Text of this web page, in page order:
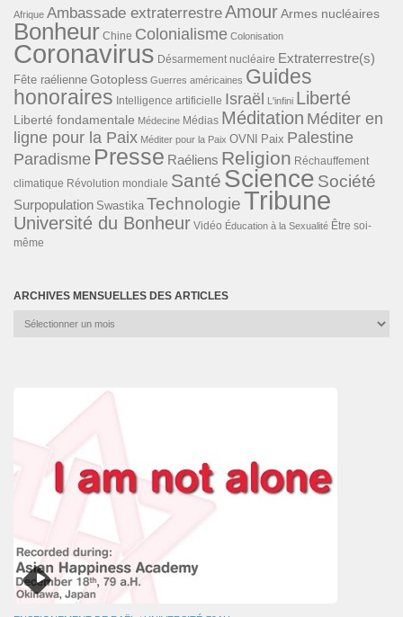
Afrique Ambassade extraterrestreAmourArmes nucléaires
Bonheur Chine Colonialisme Colonisation
Coronavirus Désarmement nucléaire Extraterrestre(s)
Fête raélienne Gotopless Guerres américaines Guides
honoraires Intelligence artificielle Israël L'infini Liberté
Liberté fondamentale Médecine Médias Méditation Méditer en
ligne pour la Paix Méditer pour la Paix OVNI Paix Palestine
Paradisme Presse Raéliens Religion Réchauffement
climatique Révolution mondiale Santé Science Société
Surpopulation Swastika TechnologieTribune
Université du Bonheur Vidéo Éducation à la Sexualité Être soi-
même
ARCHIVES MENSUELLES DES ARTICLES
Archives